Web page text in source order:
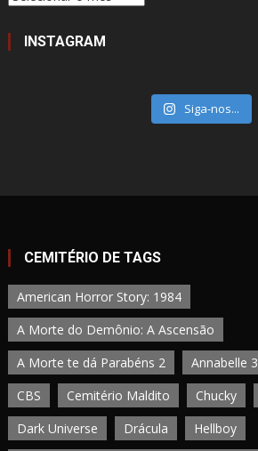
INSTAGRAM
Siga-nos...
CEMITÉRIO DE TAGS
American Horror Story: 1984
A Morte do Demônio: A Ascensão
A Morte te dá Parabéns 2
Annabelle 3
CBS
Cemitério Maldito Chucky
Dark Universe
Drácula
Hellboy